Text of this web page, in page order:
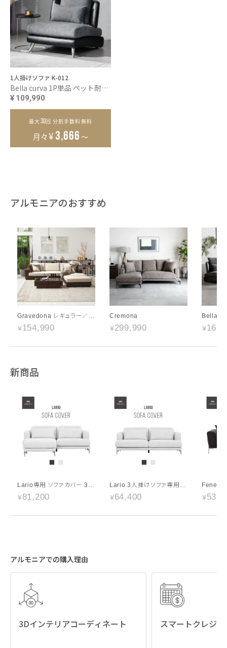
1人掛けソファ K-012
Bella curva 1P単品 ペット耐久生地
¥ 109,990
最大30 回 分割手数料無料
月々¥3,666 ～
アルモニアのおすすめ
Gravedona レギュラー／ラージサイズ
154,990
Cremona
299,990
新商品
Lario専用 ソファカバー 3人掛け+オットマンセット ハイランク生地
81,200
Lario 3人掛けソファ専用 ソファカバー ハイランク生地
64,400
アルモニアでの購入理由
3Dインテリアコーディネート スマートクレジ